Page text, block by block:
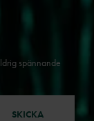
spännande
SKICKA